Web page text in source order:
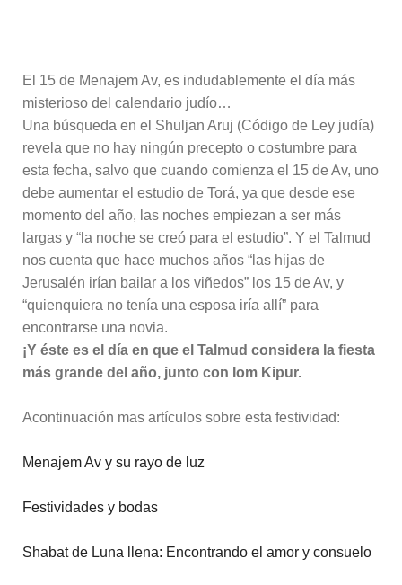
El 15 de Menajem Av, es indudablemente el día más
misterioso del calendario judío…
Una búsqueda en el Shuljan Aruj (Código de Ley judía)
revela que no hay ningún precepto o costumbre para
esta fecha, salvo que cuando comienza el 15 de Av, uno
debe aumentar el estudio de Torá, ya que desde ese
momento del año, las noches empiezan a ser más
largas y “la noche se creó para el estudio”. Y el Talmud
nos cuenta que hace muchos años “las hijas de
Jerusalén irían bailar a los viñedos” los 15 de Av, y
“quienquiera no tenía una esposa iría allí” para
encontrarse una novia.
¡Y éste es el día en que el Talmud considera la fiesta
más grande del año, junto con Iom Kipur.
Acontinuación mas artículos sobre esta festividad:
Menajem Av y su rayo de luz
Festividades y bodas
Shabat de Luna llena: Encontrando el amor y consuelo